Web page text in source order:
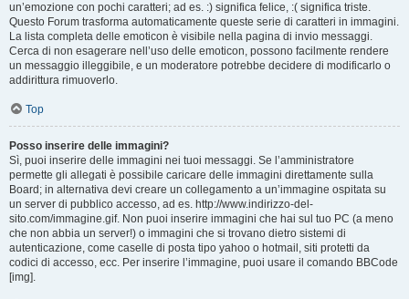
un’emozione con pochi caratteri; ad es. :) significa felice, :( significa triste.
Questo Forum trasforma automaticamente queste serie di caratteri in immagini.
La lista completa delle emoticon è visibile nella pagina di invio messaggi.
Cerca di non esagerare nell’uso delle emoticon, possono facilmente rendere
un messaggio illeggibile, e un moderatore potrebbe decidere di modificarlo o
addirittura rimuoverlo.
Top
Posso inserire delle immagini?
Sì, puoi inserire delle immagini nei tuoi messaggi. Se l’amministratore
permette gli allegati è possibile caricare delle immagini direttamente sulla
Board; in alternativa devi creare un collegamento a un’immagine ospitata su
un server di pubblico accesso, ad es. http://www.indirizzo-del-
sito.com/immagine.gif. Non puoi inserire immagini che hai sul tuo PC (a meno
che non abbia un server!) o immagini che si trovano dietro sistemi di
autenticazione, come caselle di posta tipo yahoo o hotmail, siti protetti da
codici di accesso, ecc. Per inserire l’immagine, puoi usare il comando BBCode
[img].